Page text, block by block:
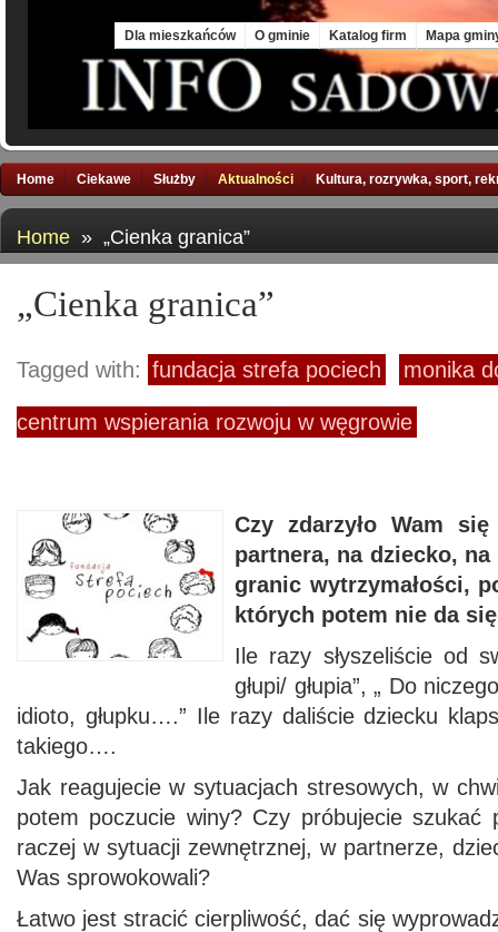
Dla mieszkańców O gminie Katalog firm Mapa
Home Ciekawe Służby Aktualności Kultura, rozrywka, sport,
Home » „Cienka granica”
„Cienka granica”
Tagged with: fundacja strefa pociech monika
centrum wspierania rozwoju w węgrowie
Czy zdarzyło Wam
partnera, na dziecko,
granic wytrzymałości,
których potem nie da
Ile razy słyszeliście od
głupi/ głupia”, „ Do
idioto, głupku….” Ile razy daliście dziecku
takiego….
Jak reagujecie w sytuacjach stresowych, w
potem poczucie winy? Czy próbujecie szukać
raczej w sytuacji zewnętrznej, w partnerze,
Was sprowokowali?
Łatwo jest stracić cierpliwość, dać się